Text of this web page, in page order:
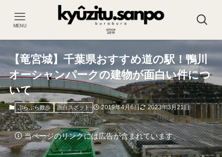
MENU
【竜宮城】千葉県おすすめ道の駅！鴨川
オーシャンパークの建物が面白い件につ
いて
ぶらぶら散歩 面白スポット 2019年4月6日 2023年3月21日
当ページのリンクには広告が含まれています。